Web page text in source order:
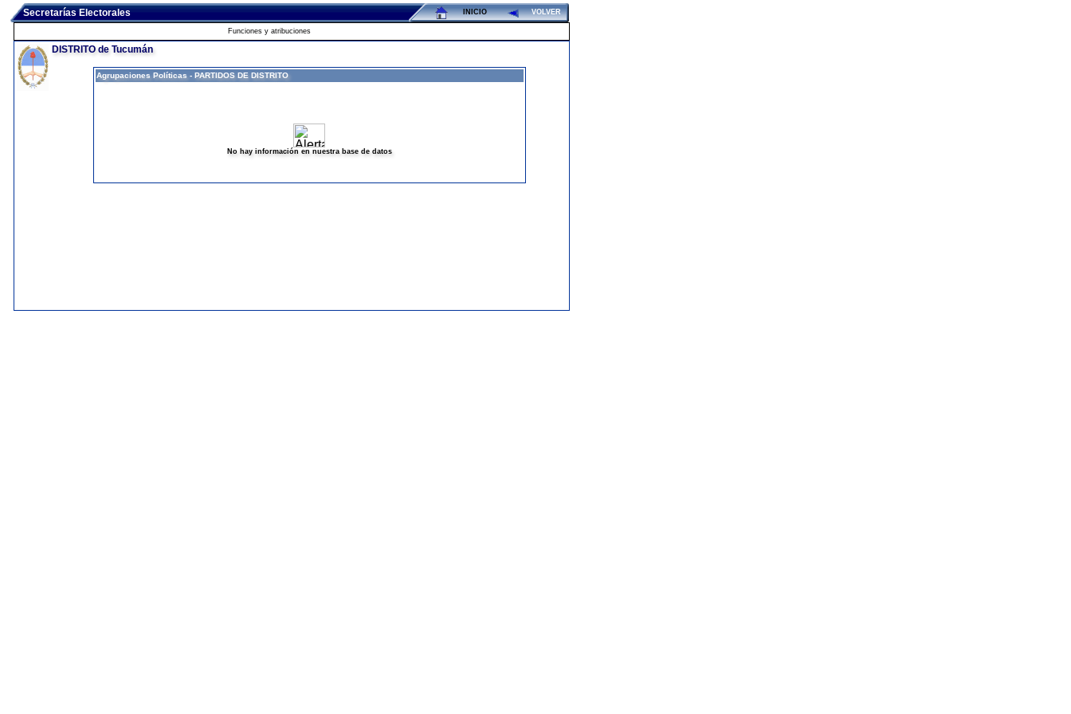
INICIO VOLVER
Secretarías Electorales
Funciones y atribuciones
DISTRITO de Tucumán
Agrupaciones Políticas - PARTIDOS DE DISTRITO
No hay información en nuestra base de datos